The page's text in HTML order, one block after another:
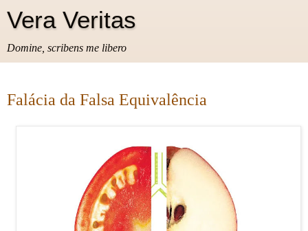
Vera Veritas
Domine, scribens me libero
Falácia da Falsa Equivalência